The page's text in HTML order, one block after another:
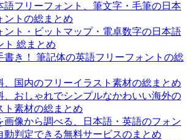
語フリーフォント、筆文字・毛筆の日本
ントの総まとめ
ント・ビットマップ・電卓数字の日本語
ト 総まとめ
書き！ 筆記体の英語フリーフォントの総
、国内のフリーイラスト素材の総まとめ
、おしゃれでシンプルなかわいい海外の
ト素材の総まとめ
画像から調べる、日本語・英語のフォン
動判定できる無料サービスのまとめ